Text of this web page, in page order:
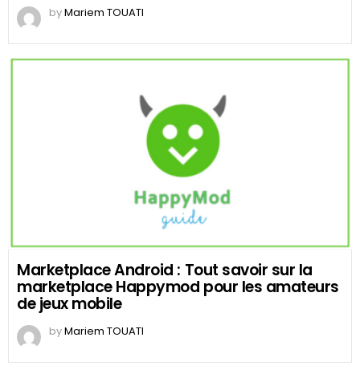
byMariem TOUATI
Marketplace Android : Tout savoir sur la
marketplace Happymod pour les amateurs
de jeux mobile
byMariem TOUATI